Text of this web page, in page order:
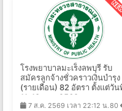
โรงพยาบาลมะเร็งลพบุรี รับ
สมัครลูกจ้างชั่วคราวเงินบำรุง
(รายเดือน) 82 อัตรา ตั้งแต่วัน
11-18 ส.ค. 2569
7 ส.ค. 2569 เวลา 22:12 น.80